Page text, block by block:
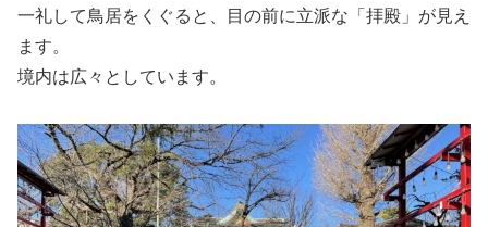
一礼して鳥居をくぐると、目の前に立派な「拝殿」が見え
ます。
境内は広々としています。